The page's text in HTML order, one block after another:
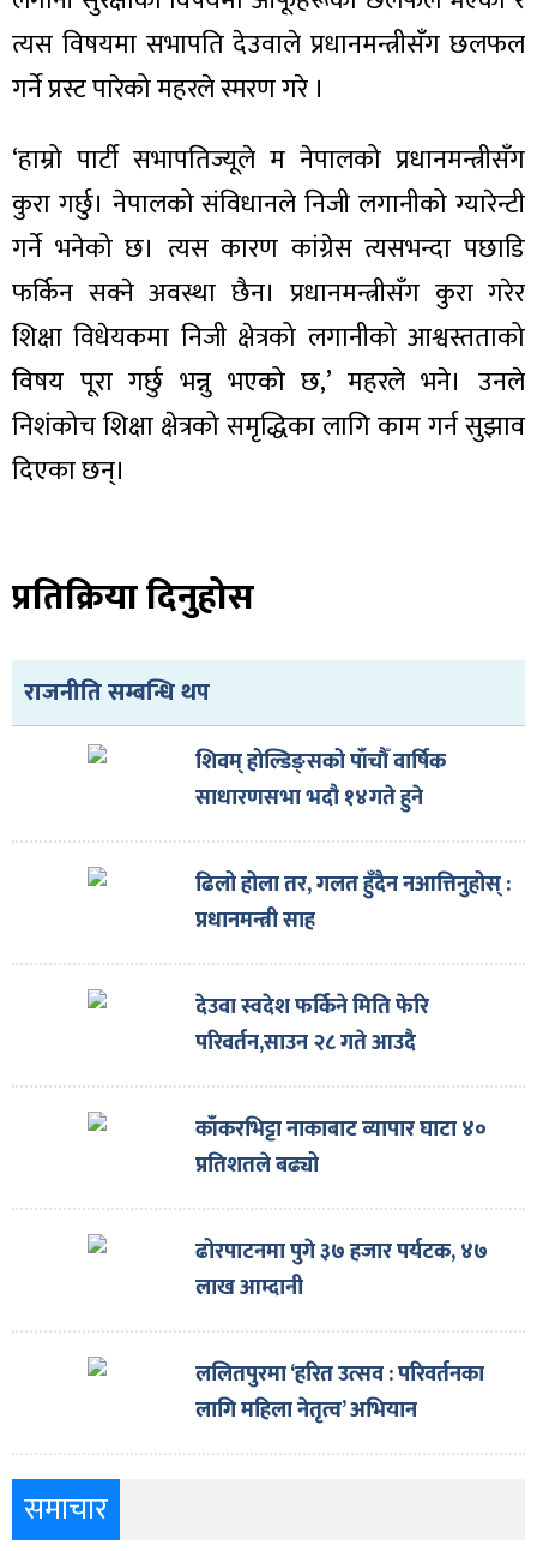
त्यस विषयमा सभापति देउवाले प्रधानमन्त्रीसँग छलफल
गर्ने प्रस्ट पारेको महरले स्मरण गरे ।
‘हाम्रो पार्टी सभापतिज्यूले म नेपालको प्रधानमन्त्रीसँग
कुरा गर्छु। नेपालको संविधानले निजी लगानीको ग्यारेन्टी
गर्ने भनेको छ। त्यस कारण कांग्रेस त्यसभन्दा पछाडि
फर्किन सक्ने अवस्था छैन। प्रधानमन्त्रीसँग कुरा गरेर
शिक्षा विधेयकमा निजी क्षेत्रको लगानीको आश्वस्तताको
विषय पूरा गर्छु भन्नु भएको छ,’ महरले भने। उनले
निशंकोच शिक्षा क्षेत्रको समृद्धिका लागि काम गर्न सुझाव
दिएका छन्।
प्रतिक्रिया दिनुहोस
राजनीति सम्बन्धि थप
शिवम् होल्डिङ्सको पाँचौँ वार्षिक
साधारणसभा भदौ १४गते हुने
ढिलो होला तर, गलत हुँदैन नआत्तिनुहोस् :
प्रधानमन्त्री साह
देउवा स्वदेश फर्किने मिति फेरि
परिवर्तन,साउन २८ गते आउदै
काँकरभिट्टा नाकाबाट व्यापार घाटा ४०
प्रतिशतले बढ्यो
ढोरपाटनमा पुगे ३७ हजार पर्यटक, ४७
लाख आम्दानी
ललितपुरमा ‘हरित उत्सव : परिवर्तनका
लागि महिला नेतृत्व’ अभियान
समाचार